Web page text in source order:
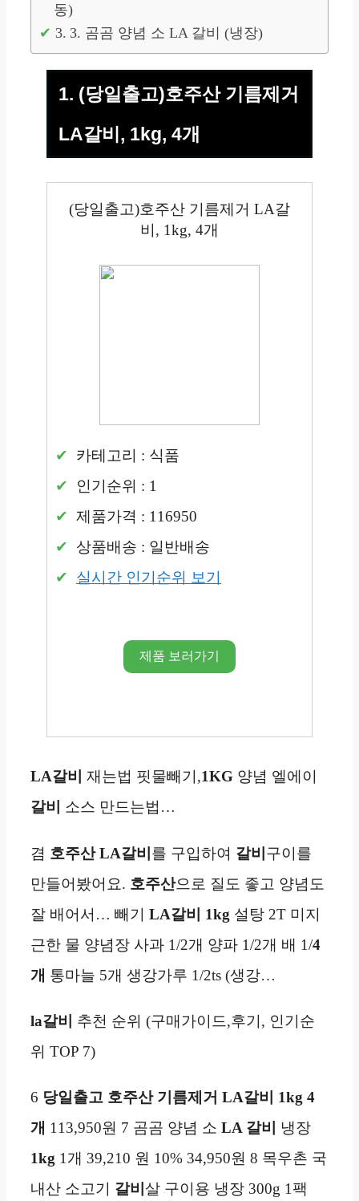
동)
3. 곰곰 양념 소 LA 갈비 (냉장)
1. (당일출고)호주산 기름제거
LA갈비, 1kg, 4개
(당일출고)호주산 기름제거 LA갈
비, 1kg, 4개
카테고리 : 식품
인기순위 : 1
제품가격 : 116950
상품배송 : 일반배송
실시간 인기순위 보기
제품 보러가기
LA갈비 재는법 핏물빼기,1KG 양념 엘에이
갈비
소스 만드는법…
겸 호주산 LA갈비 를 구입하여 갈비 구이를
만들어봤어요. 호주산으로 질도 좋고 양념도
잘 배어서… 빼기 LA갈비 1kg 설탕 2T 미지
근한 물 양념장 사과 1/2개 양파 1/2개 배 1/4
개 통마늘 5개 생강가루 1/2ts (생강…
la갈비
추천 순위 (구매가이드,후기, 인기순
위 TOP 7)
6 당일출고 호주산 기름제거 LA갈비 1kg 4
개 113,950원 7 곰곰 양념 소 LA 갈비
냉장
1kg 1개 39,210 원 10% 34,950원 8 목우촌 국
내산 소고기 갈비 살 구이용 냉장 300g 1팩